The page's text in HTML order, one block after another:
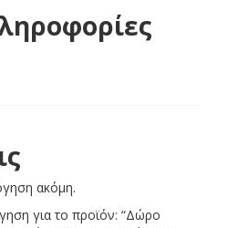
ακόμη.
για το προϊόν: “Δώρο